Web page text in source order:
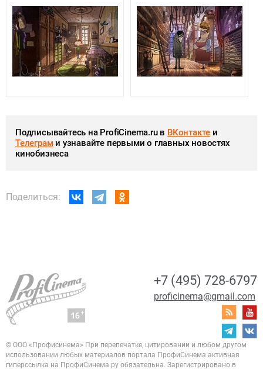
Подписывайтесь на ProfiCinema.ru в ВКонтакте и
Телеграми узнавайте первыми о главных новостях
кинобизнеса
Поделиться:
+7 (495) 728-6797
proficinema@gmail.com
© ООО «Профисинема» При перепечатке, цитировании и любом другом
использовании любых материалов портала ПрофиСинема активная
гиперссылка на ПрофиСинема.ру обязательна. Зарегистрировано в